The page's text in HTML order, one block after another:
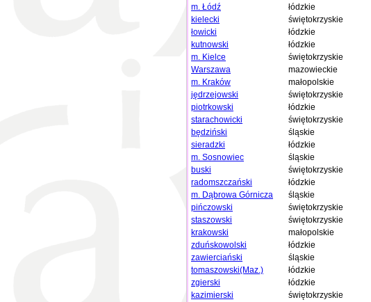
m. Łódź
łódzkie
kielecki
świętokrzyskie
łowicki
łódzkie
kutnowski
łódzkie
m. Kielce
świętokrzyskie
Warszawa
mazowieckie
m. Kraków
małopolskie
jędrzejowski
świętokrzyskie
piotrkowski
łódzkie
starachowicki
świętokrzyskie
będziński
śląskie
sieradzki
łódzkie
m. Sosnowiec
śląskie
buski
świętokrzyskie
radomszczański
łódzkie
m. Dąbrowa Górnicza
śląskie
pińczowski
świętokrzyskie
staszowski
świętokrzyskie
krakowski
małopolskie
zduńskowolski
łódzkie
zawierciański
śląskie
tomaszowski(Maz.)
łódzkie
zgierski
łódzkie
kazimierski
świętokrzyskie